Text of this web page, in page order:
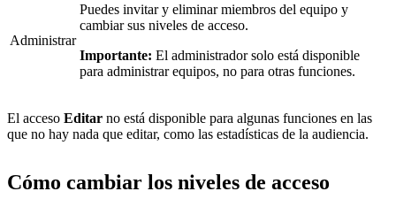
Administrar
Puedes invitar y eliminar miembros del equipo y
cambiar sus niveles de acceso.
Importante: El administrador solo está disponible
para administrar equipos, no para otras funciones.
El acceso Editar no está disponible para algunas funciones en las
que no hay nada que editar, como las estadísticas de la audiencia.
Cómo cambiar los niveles de acceso